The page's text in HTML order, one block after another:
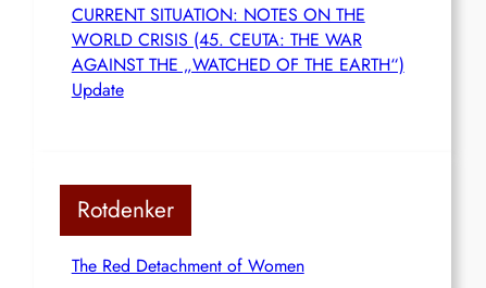
CURRENT SITUATION: NOTES ON THE
WORLD CRISIS (45. CEUTA: THE WAR
AGAINST THE „WATCHED OF THE EARTH“)
Update
Rotdenker
The Red Detachment of Women